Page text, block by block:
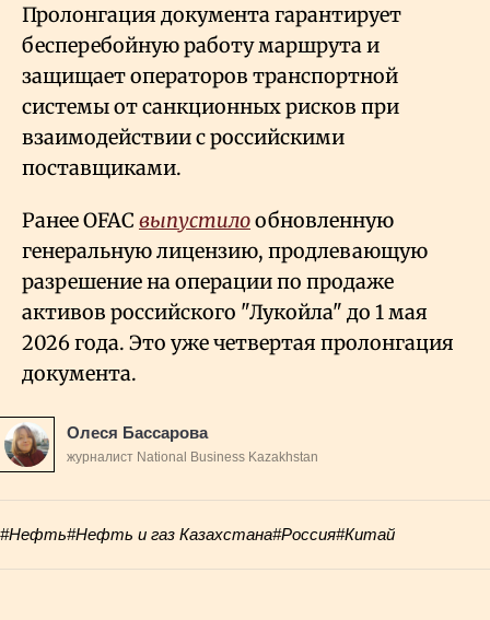
Пролонгация документа гарантирует
бесперебойную работу маршрута и
защищает операторов транспортной
системы от санкционных рисков при
взаимодействии с российскими
поставщиками.
Ранее OFAC выпустилообновленную
генеральную лицензию, продлевающую
разрешение на операции по продаже
активов российского "Лукойла" до 1 мая
2026 года. Это уже четвертая пролонгация
документа.
Олеся Бассарова
журналист National Business Kazakhstan
#Нефть#Нефть и газ Казахстана#Россия#Китай